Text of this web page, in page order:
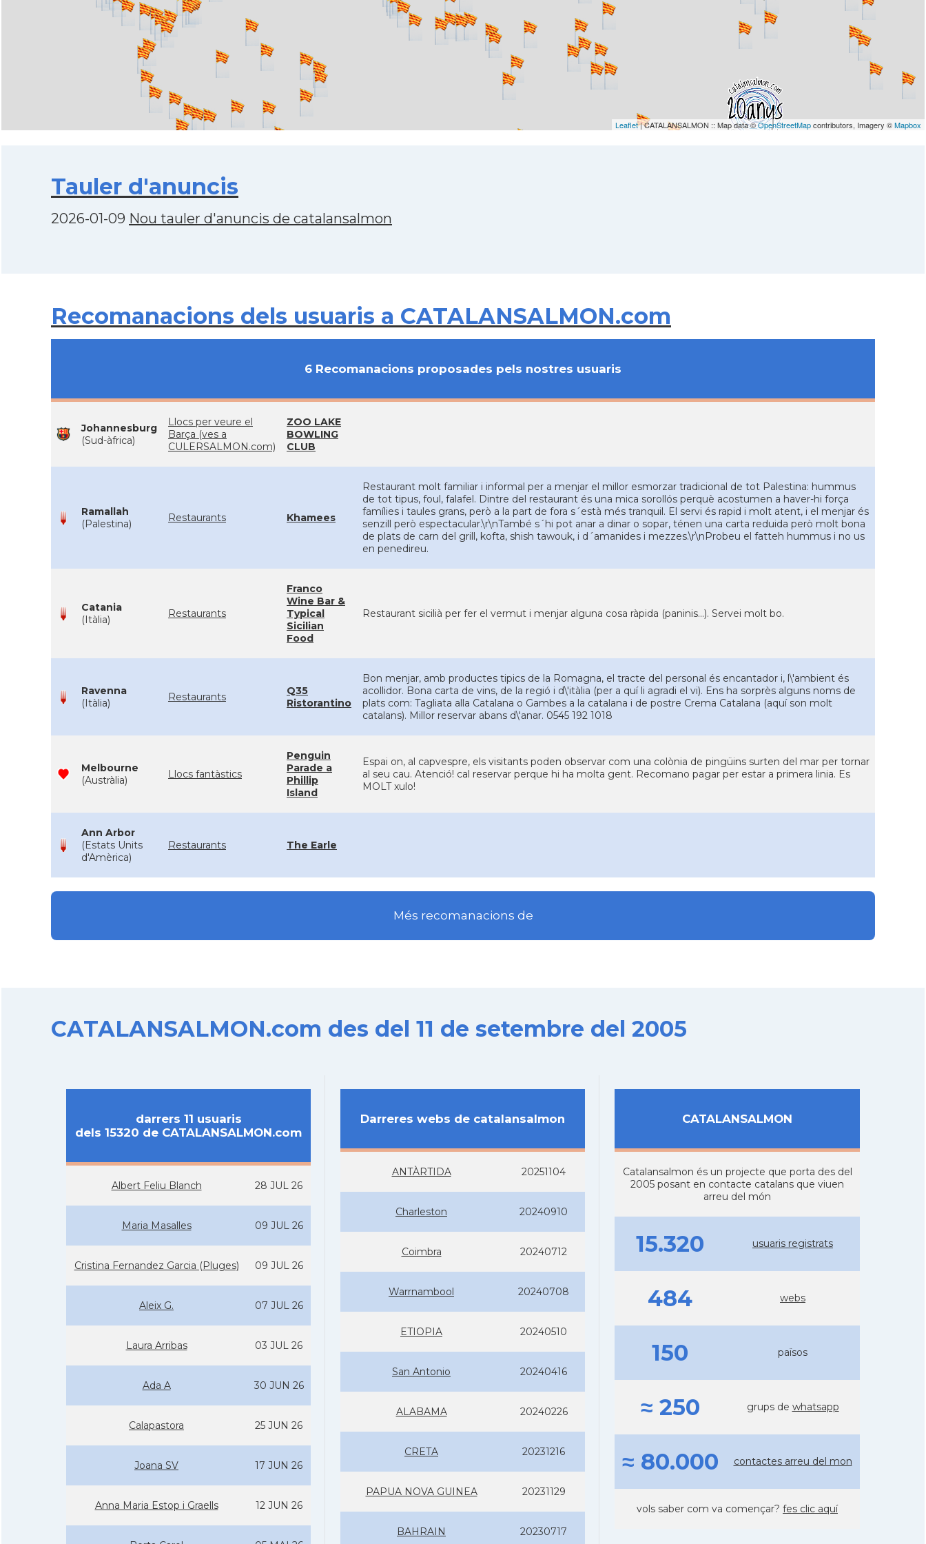
Leaflet| CATALANSALMON :: Map data ©OpenStreetMapcontributors, Imagery ©Mapbox
Tauler d'anuncis
2026-01-09 Nou tauler d'anuncis de catalansalmon
Recomanacions dels usuaris a CATALANSALMON.com
6 Recomanacions proposades pels nostres usuaris
Johannesburg
(Sud-àfrica)
Llocs per veure el
Barça (ves a
CULERSALMON.com)
ZOO LAKE
BOWLING
CLUB
Ramallah
(Palestina)
Restaurants Khamees
Restaurant molt familiar i informal per a menjar el millor esmorzar tradicional de tot Palestina: hummus
de tot tipus, foul, falafel. Dintre del restaurant és una mica sorollós perquè acostumen a haver-hi força
famílies i taules grans, però a la part de fora s´està més tranquil. El servi és rapid i molt atent, i el menjar és
senzill però espectacular.\r\nTambé s´hi pot anar a dinar o sopar, ténen una carta reduida però molt bona
de plats de carn del grill, kofta, shish tawouk, i d´amanides i mezzes.\r\nProbeu el fatteh hummus i no us
en penedireu.
Catania
(Itàlia)
Restaurants
Franco
Wine Bar &
Typical
Sicilian
Food
Restaurant sicilià per fer el vermut i menjar alguna cosa ràpida (paninis...). Servei molt bo.
Ravenna
(Itàlia)
Restaurants
Q35
Ristorantino
Bon menjar, amb productes tipics de la Romagna, el tracte del personal és encantador i, l\'ambient és
acollidor. Bona carta de vins, de la regió i d\'itàlia (per a quí li agradi el vi). Ens ha sorprès alguns noms de
plats com: Tagliata alla Catalana o Gambes a la catalana i de postre Crema Catalana (aquí son molt
catalans). Millor reservar abans d\'anar. 0545 192 1018
Melbourne
(Austràlia)
Llocs fantàstics
Penguin
Parade a
Phillip
Island
Espai on, al capvespre, els visitants poden observar com una colònia de pingüins surten del mar per tornar
al seu cau. Atenció! cal reservar perque hi ha molta gent. Recomano pagar per estar a primera linia. Es
MOLT xulo!
Ann Arbor
(Estats Units
d'Amèrica)
Restaurants The Earle
Més recomanacions de
CATALANSALMON.com des del 11 de setembre del 2005
darrers 11 usuaris
dels 15320 de CATALANSALMON.com
Albert Feliu Blanch 28 JUL 26
Maria Masalles 09 JUL 26
Cristina Fernandez Garcia (Pluges) 09 JUL 26
Aleix G. 07 JUL 26
Laura Arribas 03 JUL 26
Ada A 30 JUN 26
Calapastora 25 JUN 26
Joana SV 17 JUN 26
Anna Maria Estop i Graells 12 JUN 26
Darreres webs de catalansalmon
ANTÀRTIDA 20251104
Charleston 20240910
Coimbra 20240712
Warrnambool 20240708
ETIOPIA 20240510
San Antonio 20240416
ALABAMA 20240226
CRETA 20231216
PAPUA NOVA GUINEA 20231129
BAHRAIN 20230717
CATALANSALMON
Catalansalmon és un projecte que porta des del
2005 posant en contacte catalans que viuen
arreu del món
15.320 usuaris registrats
484 webs
150 països
≈ 250 grups de whatsapp
≈ 80.000 contactes arreu del mon
vols saber com va començar? fes clic aquí